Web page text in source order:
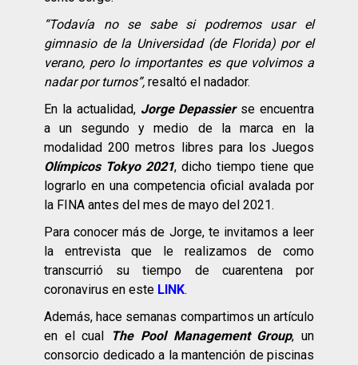
“Todavía no se sabe si podremos usar el
gimnasio de la Universidad (de Florida) por el
verano, pero lo importantes es que volvimos a
nadar por turnos”, resaltó el nadador.
En la actualidad, Jorge Depassier se encuentra
a un segundo y medio de la marca en la
modalidad 200 metros libres para los Juegos
Olímpicos Tokyo 2021, dicho tiempo tiene que
lograrlo en una competencia oficial avalada por
la FINA antes del mes de mayo del 2021.
Para conocer más de Jorge, te invitamos a leer
la entrevista que le realizamos de como
transcurrió su tiempo de cuarentena por
coronavirus en este LINK.
Además, hace semanas compartimos un artículo
en el cual The Pool Management Group, un
consorcio dedicado a la mantención de piscinas